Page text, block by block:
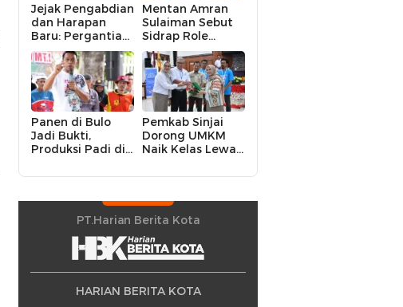
Jejak Pengabdian
dan Harapan
Baru: Pergantian
Kapolres Sidrap
dalam Perspektif
Karier Dua
Perwira
Mentan Amran
Sulaiman Sebut
Sidrap Role
Model Nasional
dalam Menjaga
Stabilitas Harga
Telur
Panen di Bulo
Jadi Bukti,
Produksi Padi di
Kecamatan
Rekor
Peningkatan
Pemkab Sinjai
Dorong UMKM
Naik Kelas Lewat
Strategis
PT.Harian Berita Kota
HARIAN BERITA KOTA